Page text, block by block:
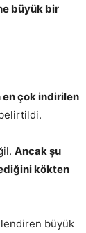
büyük bir
en çok indirilen
Ancak şu
kökten
büyük